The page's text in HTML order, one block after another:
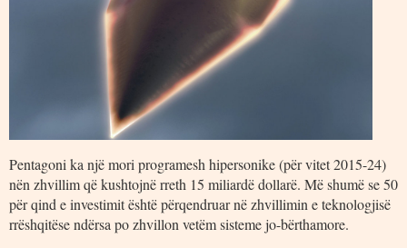
Pentagoni ka një mori programesh hipersonike (për vitet 2015-24)
nën zhvillim që kushtojnë rreth 15 miliardë dollarë. Më shumë se 50
për qind e investimit është përqendruar në zhvillimin e teknologjisë
rrëshqitëse ndërsa po zhvillon vetëm sisteme jo-bërthamore.